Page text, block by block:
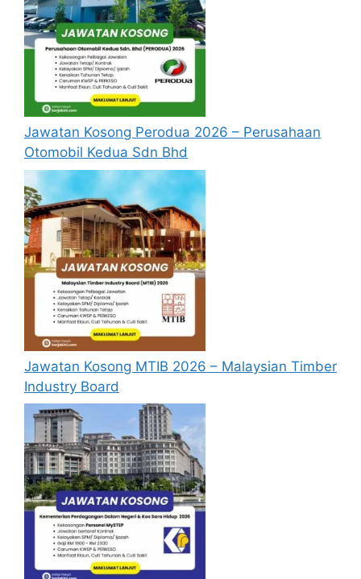
Jawatan Kosong Perodua 2026 – Perusahaan
Otomobil Kedua Sdn Bhd
Jawatan Kosong MTIB 2026 – Malaysian Timber
Industry Board